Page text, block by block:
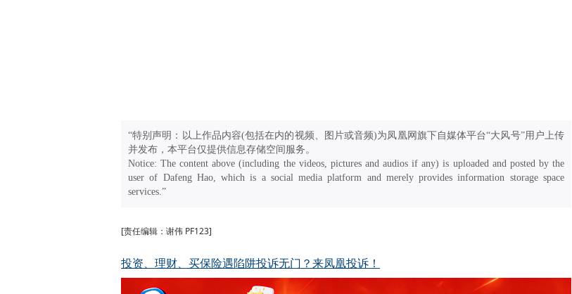
“特别声明：以上作品内容(包括在内的视频、图片或音频)为凤凰网旗下自媒体平台“大风号”用户上传
并发布，本平台仅提供信息存储空间服务。
Notice: The content above (including the videos, pictures and audios if any) is uploaded and posted by the
user of Dafeng Hao, which is a social media platform and merely provides information storage space
services.”
[责任编辑：谢伟 PF123]
投资、理财、买保险遇陷阱投诉无门？来凤凰投诉！